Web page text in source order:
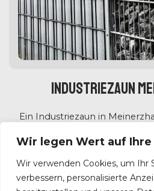
Wir legen Wert auf
Wir verwenden Cookies, um Ihr
verbessern, personalisierte
Industriezaun
Ein Industriezaun in
industriellen Bereichen.
bieten höchste Sicherheit,
wirksamen Schutz vor